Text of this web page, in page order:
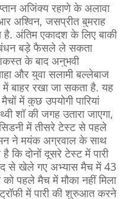
अजिंक्य रहाणे के अलावा
अश्विन, जसप्रीत बुमराह
अंतिम एकादश के लिए बाकी
बड़े फैसले ले सकता
के बाद अनुभवी
और युवा सलामी बल्लेबाज
बाहर रखा जा सकता है. यह
में कुछ उपयोगी पारियां
शॉ की जगह उतारा जाएगा,
सिडनी में तीसरे टेस्ट से पहले
ने मयंक अग्रवाल के साथ
कि दोनों दूसरे टेस्ट में पारी
से खेले गए अभ्यास मैच में 43
पहले मैच में मौका नहीं मिला
में पारी की शुरुआत करने